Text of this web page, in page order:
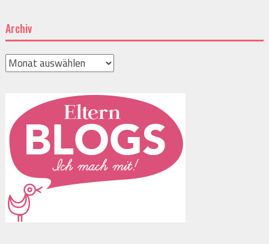
Archiv
Archiv